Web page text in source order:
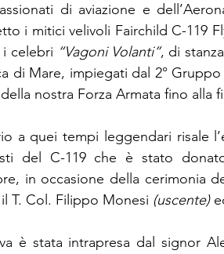
di aviazione e
i mitici velivoli Fairchild C-119
celebri “Vagoni Volanti”, di
di Mare, impiegati dal 2°
nostra Forza Armata fino alla
a quei tempi leggendari risale
del C-119 che è stato
in occasione della cerimonia
T. Col. Filippo Monesi (uscente)
è stata intrapresa dal signor